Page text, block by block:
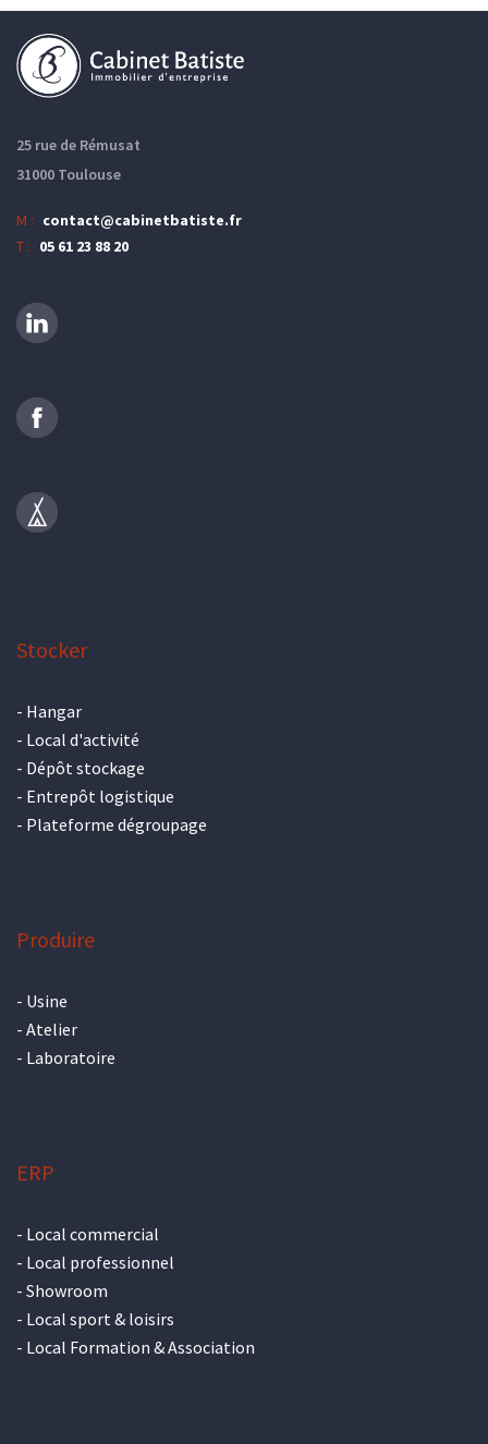
25 rue de Rémusat
31000 Toulouse
M : contact@cabinetbatiste.fr
T : 05 61 23 88 20
Stocker
- Hangar
- Local d'activité
- Dépôt stockage
- Entrepôt logistique
- Plateforme dégroupage
Produire
- Usine
- Atelier
- Laboratoire
ERP
- Local commercial
- Local professionnel
- Showroom
- Local sport & loisirs
- Local Formation & Association